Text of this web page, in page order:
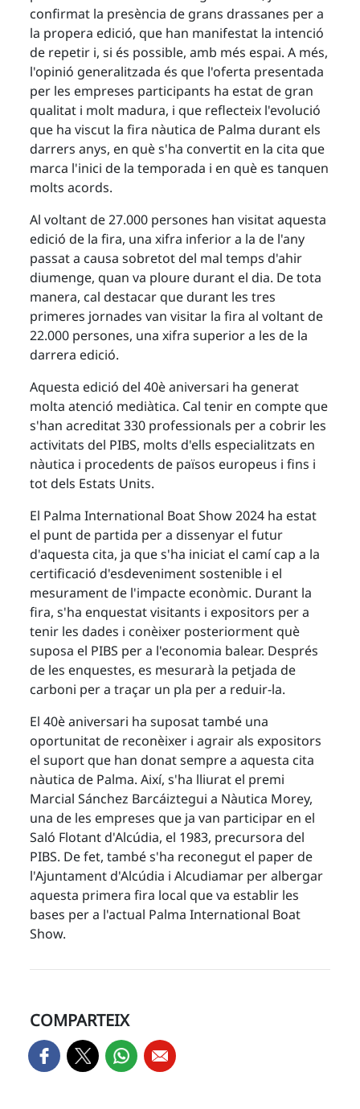
confirmat la presència de grans drassanes per a
la propera edició, que han manifestat la intenció
de repetir i, si és possible, amb més espai. A més,
l'opinió generalitzada és que l'oferta presentada
per les empreses participants ha estat de gran
qualitat i molt madura, i que reflecteix l'evolució
que ha viscut la fira nàutica de Palma durant els
darrers anys, en què s'ha convertit en la cita que
marca l'inici de la temporada i en què es tanquen
molts acords.
Al voltant de 27.000 persones han visitat aquesta
edició de la fira, una xifra inferior a la de l'any
passat a causa sobretot del mal temps d'ahir
diumenge, quan va ploure durant el dia. De tota
manera, cal destacar que durant les tres
primeres jornades van visitar la fira al voltant de
22.000 persones, una xifra superior a les de la
darrera edició.
Aquesta edició del 40è aniversari ha generat
molta atenció mediàtica. Cal tenir en compte que
s'han acreditat 330 professionals per a cobrir les
activitats del PIBS, molts d'ells especialitzats en
nàutica i procedents de països europeus i fins i
tot dels Estats Units.
El Palma International Boat Show 2024 ha estat
el punt de partida per a dissenyar el futur
d'aquesta cita, ja que s'ha iniciat el camí cap a la
certificació d'esdeveniment sostenible i el
mesurament de l'impacte econòmic. Durant la
fira, s'ha enquestat visitants i expositors per a
tenir les dades i conèixer posteriorment què
suposa el PIBS per a l'economia balear. Després
de les enquestes, es mesurarà la petjada de
carboni per a traçar un pla per a reduir-la.
El 40è aniversari ha suposat també una
oportunitat de reconèixer i agrair als expositors
el suport que han donat sempre a aquesta cita
nàutica de Palma. Així, s'ha lliurat el premi
Marcial Sánchez Barcáiztegui a Nàutica Morey,
una de les empreses que ja van participar en el
Saló Flotant d'Alcúdia, el 1983, precursora del
PIBS. De fet, també s'ha reconegut el paper de
l'Ajuntament d'Alcúdia i Alcudiamar per albergar
aquesta primera fira local que va establir les
bases per a l'actual Palma International Boat
Show.
COMPARTEIX